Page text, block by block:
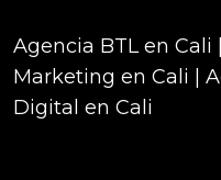
Agencia BTL en
Marketing en Cali |
Digital en Cali